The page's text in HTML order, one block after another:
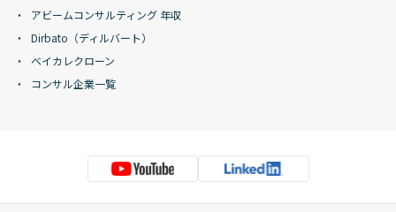
アビームコンサルティング 年収
Dirbato（ディルバート）
ベイカレクローン
コンサル企業一覧